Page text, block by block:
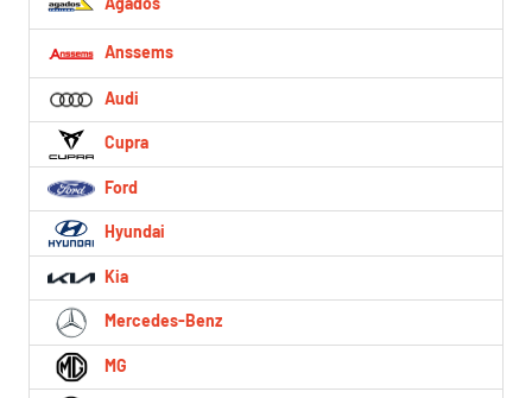
Anssems
Audi
Cupra
Ford
Hyundai
Kia
Mercedes-Benz
MG